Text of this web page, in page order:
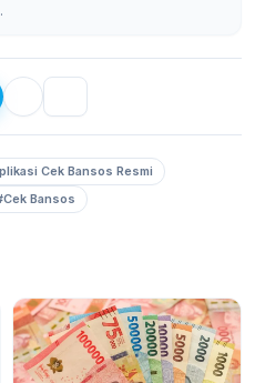
Cek Bansos Resmi
Bansos